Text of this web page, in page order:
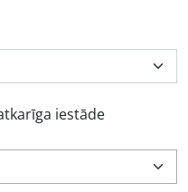
iestāde